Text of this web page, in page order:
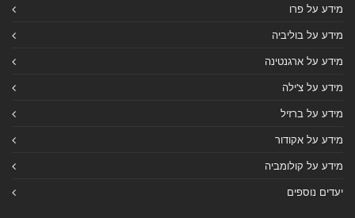
מידע על פרו
מידע על בוליביה
מידע על ארגנטינה
מידע על צ'ילה
מידע על ברזיל
מידע על אקודור
מידע על קולומביה
יעדים נוספים